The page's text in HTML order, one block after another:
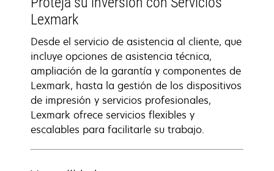
Lexmark
Desde el servicio de asistencia al cliente, que
incluye opciones de asistencia técnica,
ampliación de la garantía y componentes de
Lexmark, hasta la gestión de los dispositivos
de impresión y servicios profesionales,
Lexmark ofrece servicios flexibles y
escalables para facilitarle su trabajo.